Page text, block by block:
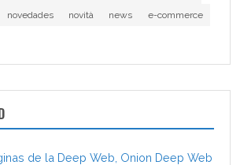
novedades novità news
e-commerce
de la Deep Web, Onion Deep Web